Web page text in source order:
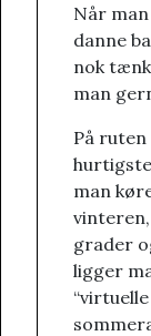
Når
danne
nok
man
På ruten
man
grader
ligger